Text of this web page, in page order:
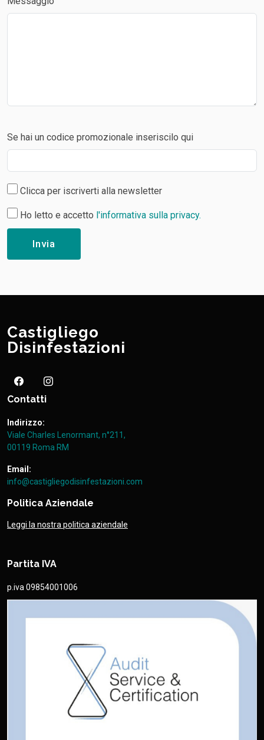
Se hai un codice promozionale inseriscilo qui
Clicca per iscriverti alla newsletter
Ho letto e accetto l'informativa sulla privacy.
Invia
Castigliego
Disinfestazioni
Contatti
Indirizzo:
Viale Charles Lenormant, n°211,
00119 Roma RM
Email:
info@castigliegodisinfestazioni.com
Politica Aziendale
Leggi la nostra politica aziendale
Partita IVA
p.iva 09854001006